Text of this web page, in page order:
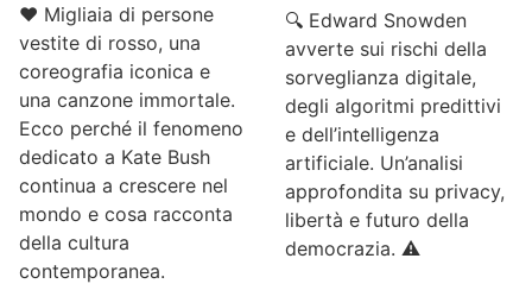
❤️ Migliaia di persone
vestite di rosso, una
coreografia iconica e
una canzone immortale.
Ecco perché il fenomeno
dedicato a Kate Bush
continua a crescere nel
mondo e cosa racconta
della cultura
contemporanea.
🔍 Edward Snowden
avverte sui rischi della
sorveglianza digitale,
degli algoritmi predittivi
e dell’intelligenza
artificiale. Un’analisi
approfondita su privacy,
libertà e futuro della
democrazia. ⚠️